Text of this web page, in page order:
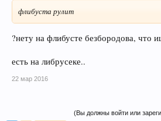
флибуста рулит
?нету на флибусте безбородова, что
есть на либрусеке..
22 мар 2016
(Вы должны войти или